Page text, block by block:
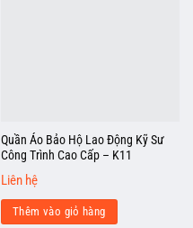
Quần Áo Bảo Hộ Lao Động Kỹ Sư
Công Trình Cao Cấp – K11
Liên hệ
Thêm vào giỏ hàng